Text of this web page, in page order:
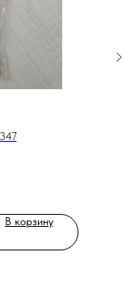
В корзину